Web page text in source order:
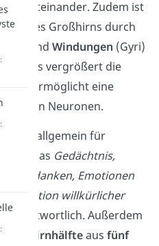
miteinander. Zudem ist
des Großhirns durch
und Windungen (Gyri)
Das vergrößert die
und ermöglicht eine
von Neuronen.
ist allgemein für
wie das Gedächtnis,
Gedanken, Emotionen
willkürlicher
verantwortlich. Außerdem
Gehirnhälfteaus fünf